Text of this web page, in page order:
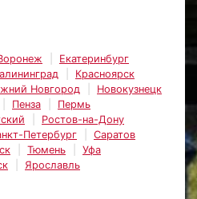
Екатеринбург
Красноярск
Новгород
Новокузнецк
Пенза
Пермь
Ростов-на-Дону
Петербург
Саратов
Тюмень
Уфа
Ярославль